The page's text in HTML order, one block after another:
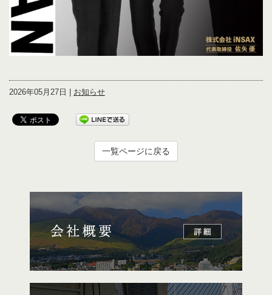
2026年05月27日 | お知らせ
一覧ページに戻る